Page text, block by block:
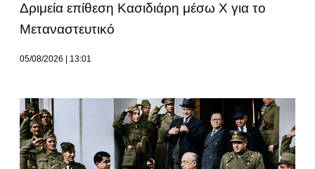
Δριμεία επίθεση Κασιδιάρη μέσω Χ για το
Μεταναστευτικό
05/08/2026 13:01